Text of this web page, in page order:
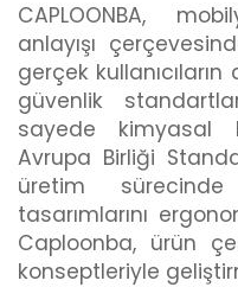
CAPLOONBA,
anlayışı
gerçek
güvenlik
sayede kimyasal
Avrupa Birliği
üretim sürecinde
tasarımlarını
Caploonba, ürün
konseptleriyle